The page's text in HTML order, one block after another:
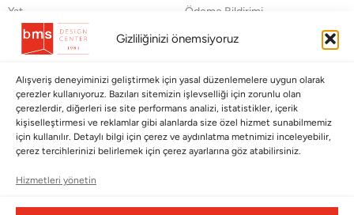
Gizliliğinizi önemsiyoruz
Alışveriş deneyiminizi geliştirmek için yasal düzenlemelere uygun olarak
çerezler kullanıyoruz. Bazıları sitemizin işlevselliği için zorunlu olan
çerezlerdir, diğerleri ise site performans analizi, istatistikler, içerik
kişiselleştirmesi ve reklamlar gibi alanlarda size özel hizmet sunabilmemiz
için kullanılır. Detaylı bilgi için çerez ve aydınlatma metnimizi inceleyebilir,
çerez tercihlerinizi belirlemek için çerez ayarlarına göz atabilirsiniz.
Hizmetleri yönetin
Yat
Ödeme Bildirimi
Hata Bildirim Formu
BÜLTENİMİZE ABONE OLUN
Kayıt olun ve fırsatlardan ilk siz yararlanın!
Bültenimize Abone Olun